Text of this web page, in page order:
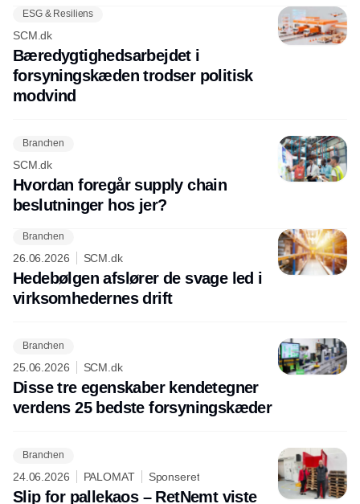
ESG & Resiliens
SCM.dk
Bæredygtighedsarbejdet i
forsyningskæden trodser politisk
modvind
Branchen
SCM.dk
Hvordan foregår supply chain
beslutninger hos jer?
Branchen
26.06.2026 SCM.dk
Hedebølgen afslører de svage led i
virksomhedernes drift
Branchen
25.06.2026 SCM.dk
Disse tre egenskaber kendetegner
verdens 25 bedste forsyningskæder
Branchen
24.06.2026 PALOMAT Sponseret
Slip for pallekaos – RetNemt viste